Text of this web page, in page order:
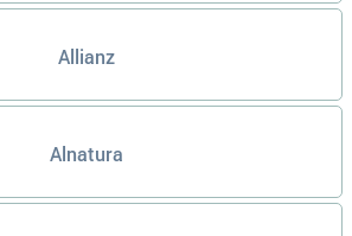
Allianz
Alnatura